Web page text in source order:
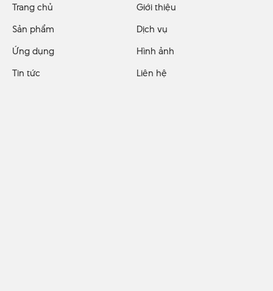
Trang chủ
Giới thiệu
Sản phẩm
Dịch vụ
Ứng dụng
Hình ảnh
Tin tức
Liên hệ